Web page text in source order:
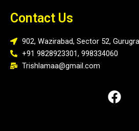
Contact Us
902, Wazirabad, Sector 52,
+91 9828923301, 998334060
Trishlamaa@gmail.com